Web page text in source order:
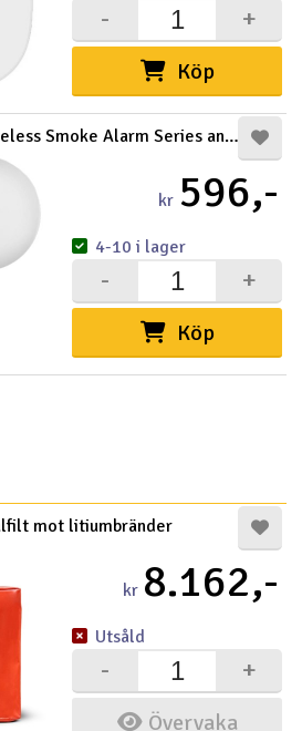
Köp
+
-
Housegard - Luma Wireless Smoke Alarm Series anslu
kr 596,-
Köp
+
-
4-10 i lager
mot litiumbränder
kr 8.162,-
Övervaka
+
-
Utsåld